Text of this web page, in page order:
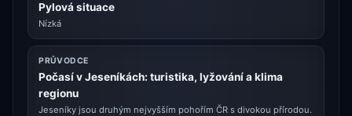
Pylová situace
Nízká
PRŮVODCE
Počasí v Jeseníkách: turistika, lyžování a klima
regionu
Jeseníky jsou druhým nejvyšším pohořím ČR s divokou přírodou.